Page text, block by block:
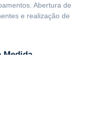
Abertura de
e realização de
Medida